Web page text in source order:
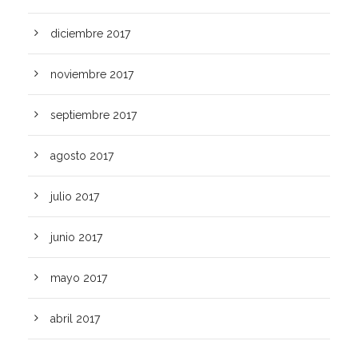
diciembre 2017
noviembre 2017
septiembre 2017
agosto 2017
julio 2017
junio 2017
mayo 2017
abril 2017